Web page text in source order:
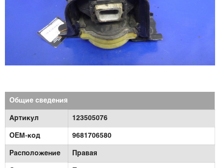
Общие сведения
Артикул 123505076
OEM-код 9681706580
Расположение Правая